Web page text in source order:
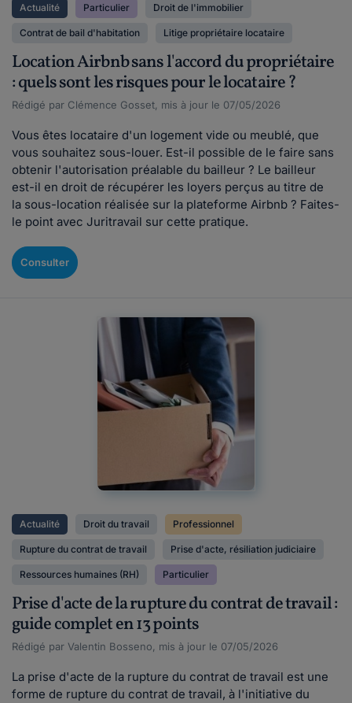
Actualité Particulier Droit de l'immobilier
Contrat de bail d'habitation Litige propriétaire locataire
Location Airbnb sans l'accord du propriétaire
: quels sont les risques pour le locataire ?
Rédigé par Clémence Gosset, mis à jour le 07/05/2026
Vous êtes locataire d'un logement vide ou meublé, que
vous souhaitez sous-louer. Est-il possible de le faire sans
obtenir l'autorisation préalable du bailleur ? Le bailleur
est-il en droit de récupérer les loyers perçus au titre de
la sous-location réalisée sur la plateforme Airbnb ? Faites-
le point avec Juritravail sur cette pratique.
Consulter
Actualité Droit du travail Professionnel
Rupture du contrat de travail Prise d'acte, résiliation judiciaire
Ressources humaines (RH) Particulier
Prise d'acte de la rupture du contrat de travail :
guide complet en 13 points
Rédigé par Valentin Bosseno, mis à jour le 07/05/2026
La prise d'acte de la rupture du contrat de travail est une
forme de rupture du contrat de travail, à l'initiative du